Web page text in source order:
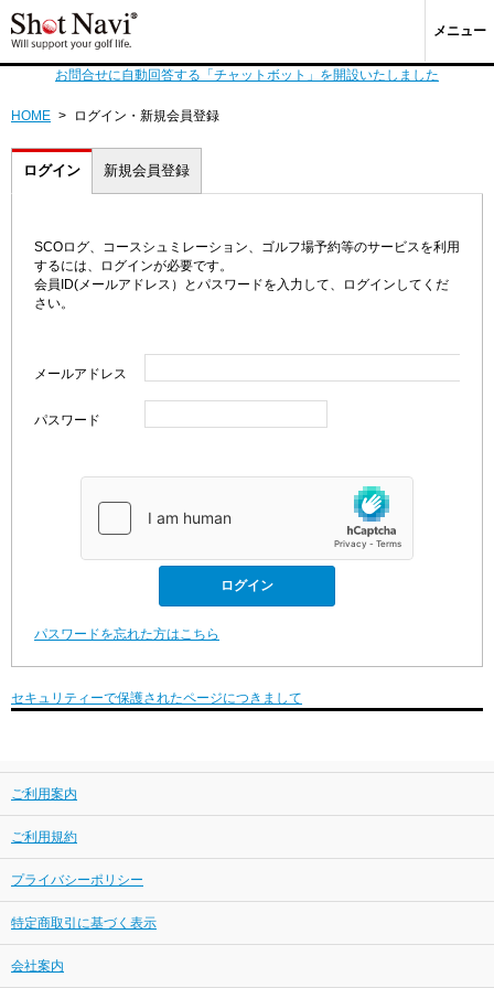
メニュー
お問合せに自動回答する「チャットボット」を開設いたしました
HOME > ログイン・新規会員登録
ログイン 新規会員登録
SCOログ、コースシュミレーション、ゴルフ場予約等のサービスを利用
するには、ログインが必要です。
会員ID(メールアドレス）とパスワードを入力して、ログインしてくだ
さい。
メールアドレス
パスワード
パスワードを忘れた方はこちら
セキュリティーで保護されたページにつきまして
ご利用案内
ご利用規約
プライバシーポリシー
特定商取引に基づく表示
会社案内